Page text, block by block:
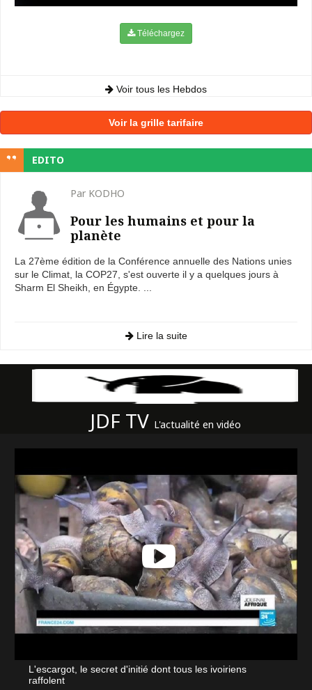
Téléchargez
Voir tous les Hebdos
Voir la grille tarifaire
EDITO
Par KODHO
Pour les humains et pour la
planète
La 27ème édition de la Conférence annuelle des Nations unies
sur le Climat, la COP27, s'est ouverte il y a quelques jours à
Sharm El Sheikh, en Égypte. ...
Lire la suite
JDF TV L'actualité en vidéo
L'escargot, le secret d'initié dont tous les ivoiriens
raffolent